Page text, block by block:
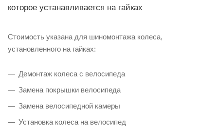
которое устанавливается на гайках
Стоимость указана для шиномонтажа колеса,
установленного на гайках:
Демонтаж колеса с велосипеда
Замена покрышки велосипеда
Замена велосипедной камеры
Установка колеса на велосипед